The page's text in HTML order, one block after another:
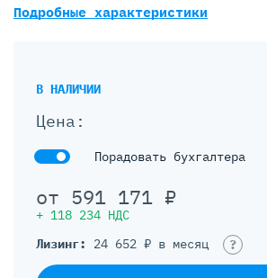
В НАЛИЧИИ
Цена:
Порадовать бухгалтера
от 591 171 ₽
+ 118 234 НДС
Лизинг: 24 652 ₽ в месяц ?
Подробные характеристики